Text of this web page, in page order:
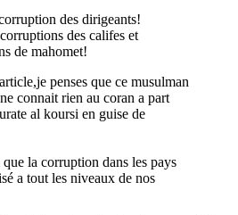
des dirigeants!
des califes et
de mahomet!
penses que ce musulman
connait rien au coran a part
al koursi en guise de
la corruption dans les pays
a tout les niveaux de nos